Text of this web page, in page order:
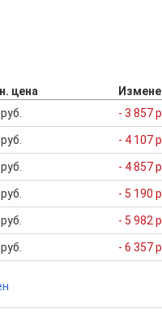
цена
- 3 857
- 4 107
- 4 857
- 5 190
- 5 982
- 6 357